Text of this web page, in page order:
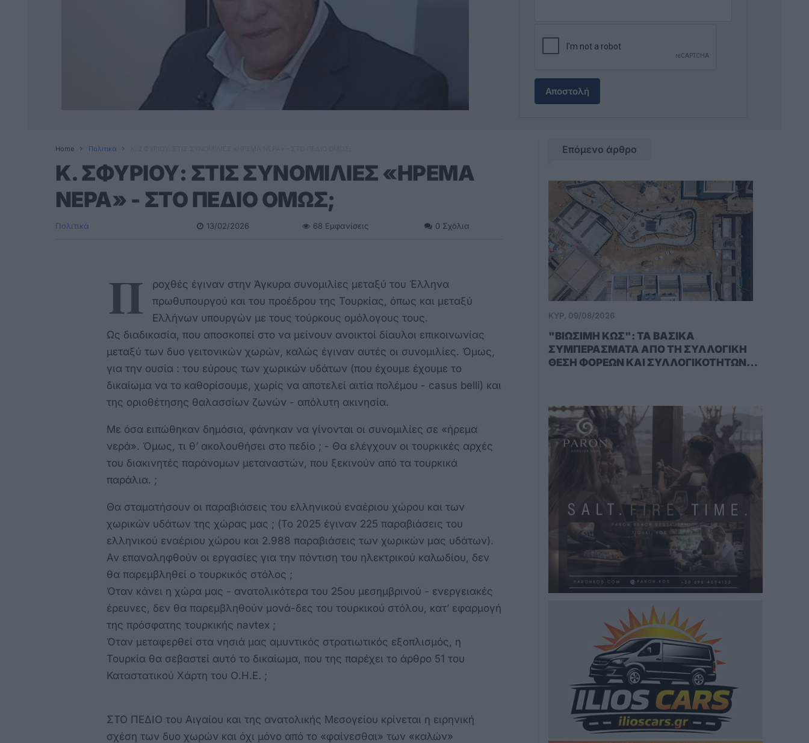
Αποστολή
Home Πολιτικά
Κ. ΣΦΥΡΙΟΥ: ΣΤΙΣ ΣΥΝΟΜΙΛΙΕΣ «ΗΡΕΜΑ
ΝΕΡΑ» - ΣΤΟ ΠΕΔΙΟ ΟΜΩΣ;
Πολιτικά 13/02/2026 68 Εμφανίσεις 0 Σχόλια
Π
ροχθές έγιναν στην Άγκυρα συνομιλίες μεταξύ του Έλληνα
πρωθυπουργού και του προέδρου της Τουρκίας, όπως και μεταξύ
Ελλήνων υπουργών με τους τούρκους ομόλογους τους.
Ως διαδικασία, που αποσκοπεί στο να μείνουν ανοικτοί δίαυλοι επικοινωνίας
μεταξύ των δυο γειτονικών χωρών, καλώς έγιναν αυτές οι συνομιλίες. Όμως,
για την ουσία : του εύρους των χωρικών υδάτων (που έχουμε έχουμε το
δικαίωμα να το καθορίσουμε, χωρίς να αποτελεί αιτία πολέμου - casus belli) και
της οριοθέτησης θαλασσίων ζωνών - απόλυτη ακινησία.
Με όσα ειπώθηκαν δημόσια, φάνηκαν να γίνονται οι συνομιλίες σε «ήρεμα
νερά». Όμως, τι θ’ ακολουθήσει στο πεδίο ; - Θα ελέγχουν οι τουρκικές αρχές
του διακινητές παράνομων μεταναστών, που ξεκινούν από τα τουρκικά
παράλια. ;
Θα σταματήσουν οι παραβιάσεις του ελληνικού εναέριου χώρου και των
χωρικών υδάτων της χώρας μας ; (Το 2025 έγιναν 225 παραβιάσεις του
ελληνικού εναέριου χώρου και 2.988 παραβιάσεις των χωρικών μας υδάτων).
Αν επαναληφθούν οι εργασίες για την πόντιση του ηλεκτρικού καλωδίου, δεν
θα παρεμβληθεί ο τουρκικός στόλος ;
Όταν κάνει η χώρα μας - ανατολικότερα του 25ου μεσημβρινού - ενεργειακές
έρευνες, δεν θα παρεμβληθούν μονά-δες του τουρκικού στόλου, κατ’ εφαρμογή
της πρόσφατης τουρκικής navtex ;
Όταν μεταφερθεί στα νησιά μας αμυντικός στρατιωτικός εξοπλισμός, η
Τουρκία θα σεβαστεί αυτό το δικαίωμα, που της παρέχει το άρθρο 51 του
Καταστατικού Χάρτη του Ο.Η.Ε. ;
ΣΤΟ ΠΕΔΙΟ του Αιγαίου και της ανατολικής Μεσογείου κρίνεται η ειρηνική
σχέση των δυο χωρών και όχι μόνο από το «φαίνεσθαι» των «καλών»
Επόμενο άρθρο
ΚΥΡ, 09/08/2026
"ΒΙΩΣΙΜΗ ΚΩΣ": ΤΑ ΒΑΣΙΚΑ
ΣΥΜΠΕΡΑΣΜΑΤΑ ΑΠΟ ΤΗ ΣΥΛΛΟΓΙΚΗ
ΘΕΣΗ ΦΟΡΕΩΝ ΚΑΙ ΣΥΛΛΟΓΙΚΟΤΗΤΩΝ